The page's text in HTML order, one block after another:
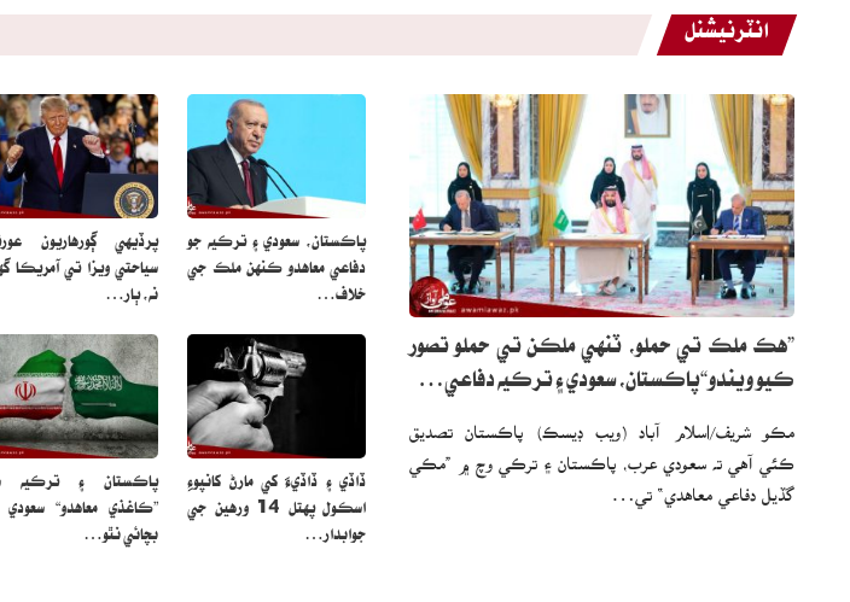
انٽرنيشنل
”هڪ ملڪ تي حملو، ٽنهي ملڪن تي حملو تصور
ڪيو ويندو“پاڪستان، سعودي ۽ ترڪيه دفاعي…
مڪو شريف/اسلام آباد (ويب ڊيسڪ) پاڪستان تصديق
ڪئي آهي ته سعودي عرب، پاڪستان ۽ ترڪي وچ ۾ ”مڪي
گڏيل دفاعي معاهدي“ تي…
پاڪستان، سعودي ۽ ترڪيه جو
دفاعي معاهدو ڪنهن ملڪ جي
خلاف…
پرڏيهي ڳورهاريون
سياحتي ويزا تي آمريڪا
نه، ٻار…
ڏاڏي ۽ ڏاڏيءَ کي مارڻ کانپوءِ
اسڪول پهتل 14 ورهين جي
جوابدار…
پاڪستان ۽ ترڪيه
”ڪاغذي معاهدو“
بچائي نٿو…